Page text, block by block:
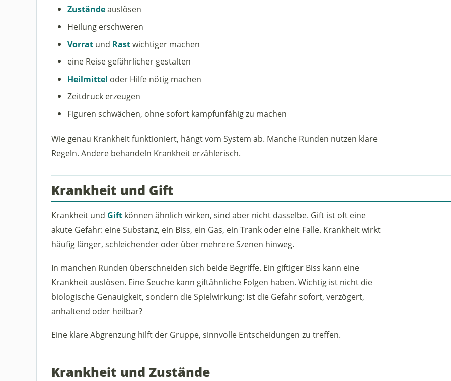
Zuständeauslösen
Heilung erschweren
Vorratund Rastwichtiger machen
eine Reise gefährlicher gestalten
Heilmittel oder Hilfe nötig machen
Zeitdruck erzeugen
Figuren schwächen, ohne sofort kampfunfähig zu machen
Wie genau Krankheit funktioniert, hängt vom System ab. Manche Runden nutzen klare
Regeln. Andere behandeln Krankheit erzählerisch.
Krankheit und Gift
Krankheit und Giftkönnen ähnlich wirken, sind aber nicht dasselbe. Gift ist oft eine
akute Gefahr: eine Substanz, ein Biss, ein Gas, ein Trank oder eine Falle. Krankheit wirkt
häufig länger, schleichender oder über mehrere Szenen hinweg.
In manchen Runden überschneiden sich beide Begriffe. Ein giftiger Biss kann eine
Krankheit auslösen. Eine Seuche kann giftähnliche Folgen haben. Wichtig ist nicht die
biologische Genauigkeit, sondern die Spielwirkung: Ist die Gefahr sofort, verzögert,
anhaltend oder heilbar?
Eine klare Abgrenzung hilft der Gruppe, sinnvolle Entscheidungen zu treffen.
Krankheit und Zustände